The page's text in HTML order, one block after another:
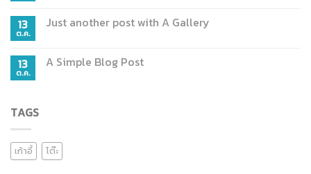
13
ต.ค.
Just another post with A Gallery
13
ต.ค.
A Simple Blog Post
TAGS
เก้าอี้ โต๊ะ